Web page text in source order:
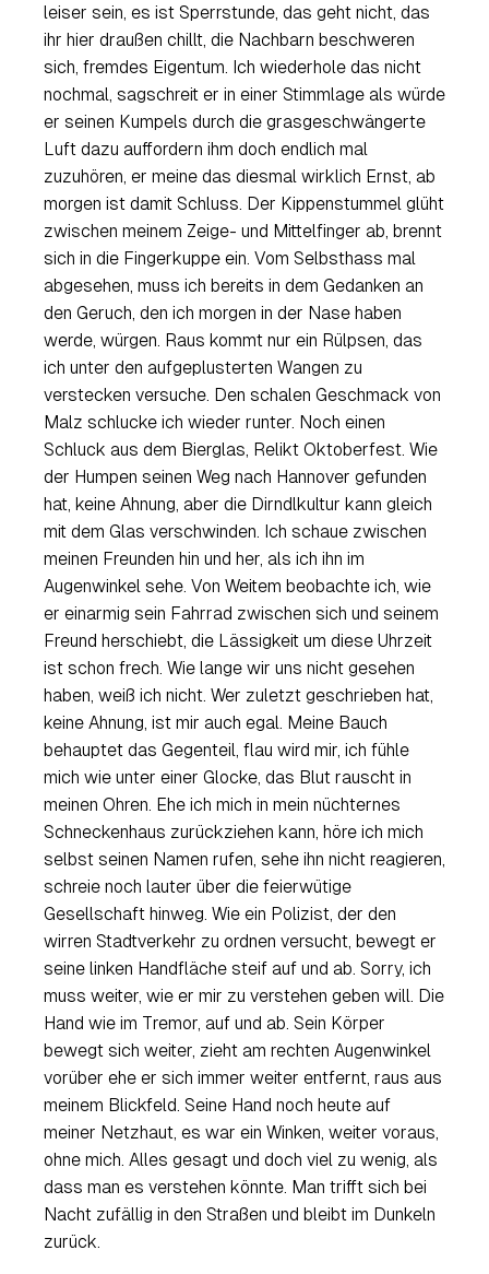
leiser sein, es ist Sperrstunde, das geht nicht, das
ihr hier draußen chillt, die Nachbarn beschweren
sich, fremdes Eigentum. Ich wiederhole das nicht
nochmal, sagschreit er in einer Stimmlage als würde
er seinen Kumpels durch die grasgeschwängerte
Luft dazu auffordern ihm doch endlich mal
zuzuhören, er meine das diesmal wirklich Ernst, ab
morgen ist damit Schluss. Der Kippenstummel glüht
zwischen meinem Zeige- und Mittelfinger ab, brennt
sich in die Fingerkuppe ein. Vom Selbsthass mal
abgesehen, muss ich bereits in dem Gedanken an
den Geruch, den ich morgen in der Nase haben
werde, würgen. Raus kommt nur ein Rülpsen, das
ich unter den aufgeplusterten Wangen zu
verstecken versuche. Den schalen Geschmack von
Malz schlucke ich wieder runter. Noch einen
Schluck aus dem Bierglas, Relikt Oktoberfest. Wie
der Humpen seinen Weg nach Hannover gefunden
hat, keine Ahnung, aber die Dirndlkultur kann gleich
mit dem Glas verschwinden. Ich schaue zwischen
meinen Freunden hin und her, als ich ihn im
Augenwinkel sehe. Von Weitem beobachte ich, wie
er einarmig sein Fahrrad zwischen sich und seinem
Freund herschiebt, die Lässigkeit um diese Uhrzeit
ist schon frech. Wie lange wir uns nicht gesehen
haben, weiß ich nicht. Wer zuletzt geschrieben hat,
keine Ahnung, ist mir auch egal. Meine Bauch
behauptet das Gegenteil, flau wird mir, ich fühle
mich wie unter einer Glocke, das Blut rauscht in
meinen Ohren. Ehe ich mich in mein nüchternes
Schneckenhaus zurückziehen kann, höre ich mich
selbst seinen Namen rufen, sehe ihn nicht reagieren,
schreie noch lauter über die feierwütige
Gesellschaft hinweg. Wie ein Polizist, der den
wirren Stadtverkehr zu ordnen versucht, bewegt er
seine linken Handfläche steif auf und ab. Sorry, ich
muss weiter, wie er mir zu verstehen geben will. Die
Hand wie im Tremor, auf und ab. Sein Körper
bewegt sich weiter, zieht am rechten Augenwinkel
vorüber ehe er sich immer weiter entfernt, raus aus
meinem Blickfeld. Seine Hand noch heute auf
meiner Netzhaut, es war ein Winken, weiter voraus,
ohne mich. Alles gesagt und doch viel zu wenig, als
dass man es verstehen könnte. Man trifft sich bei
Nacht zufällig in den Straßen und bleibt im Dunkeln
zurück.